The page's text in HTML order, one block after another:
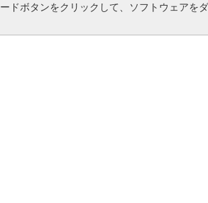
ードボタンをクリックして、ソフトウェアを